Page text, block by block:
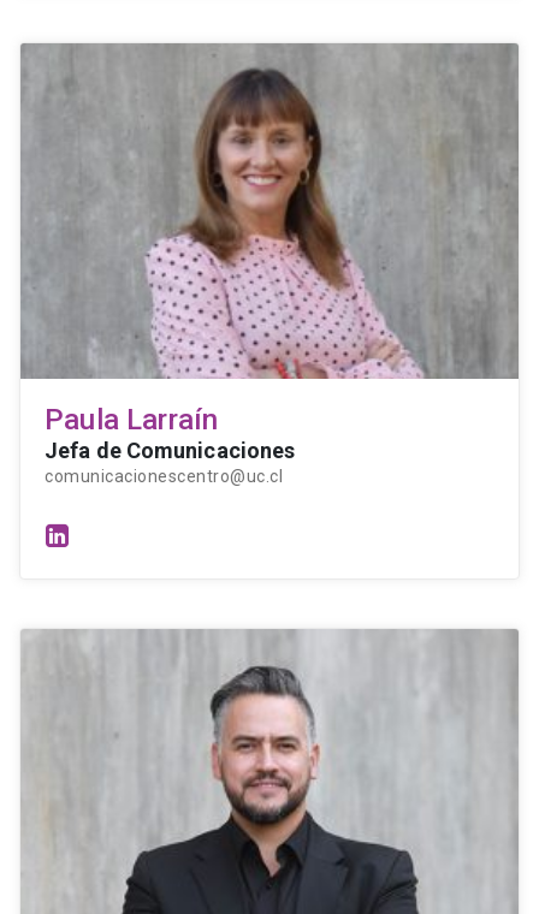
Paula Larraín
Jefa de Comunicaciones
comunicacionescentro@uc.cl